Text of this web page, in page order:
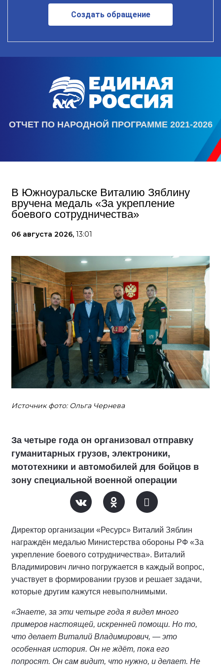
Создать обращение
ОТЧЕТ ПО НАРОДНОЙ ПРОГРАММЕ 2021-2026
В Южноуральске Виталию Зяблину
вручена медаль «За укрепление
боевого сотрудничества»
06 августа 2026, 13:01
Источник фото: Ольга Чернева
За четыре года он организовал отправку
гуманитарных грузов, электроники,
мототехники и автомобилей для бойцов в
зону специальной военной операции
Директор организации «Ресурс» Виталий Зяблин
награждён медалью Министерства обороны РФ «За
укрепление боевого сотрудничества». Виталий
Владимирович лично погружается в каждый вопрос,
участвует в формировании грузов и решает задачи,
которые другим кажутся невыполнимыми.
«Знаете, за эти четыре года я видел много
примеров настоящей, искренней помощи. Но то,
что делает Виталий Владимирович, — это
особенная история. Он не ждёт, пока его
попросят. Он сам видит, что нужно, и делает. Не